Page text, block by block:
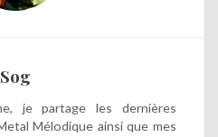
Sog
je partage les dernières
Mélodique ainsi que mes